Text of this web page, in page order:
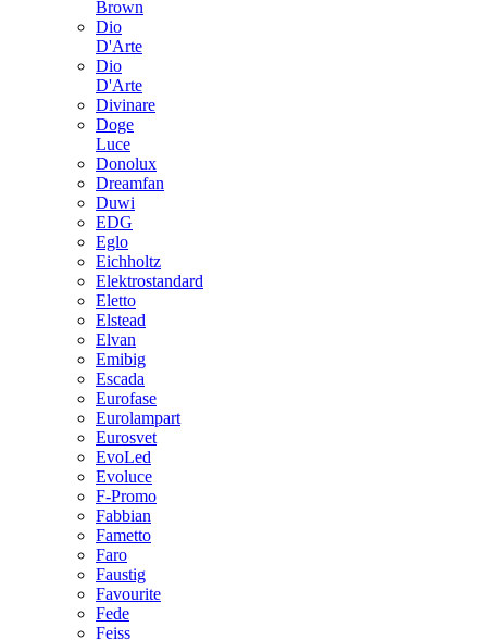
Brown
Dio
D'Arte
Dio
D'Arte
Divinare
Doge
Luce
Donolux
Dreamfan
Duwi
EDG
Eglo
Eichholtz
Elektrostandard
Eletto
Elstead
Elvan
Emibig
Escada
Eurofase
Eurolampart
Eurosvet
EvoLed
Evoluce
F-Promo
Fabbian
Fametto
Faro
Faustig
Favourite
Fede
Feiss